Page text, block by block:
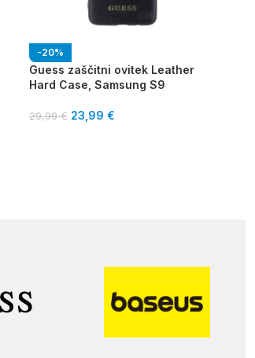
-20%
Guess zaščitni ovitek Leather
Hard Case, Samsung S9
29,99€ 23,99 €